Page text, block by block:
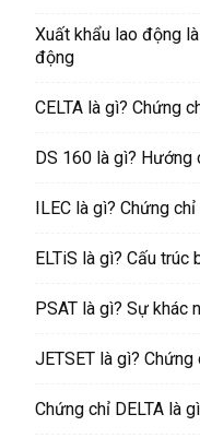
Xuất khẩu lao động
động
CELTA là gì? Chứng
DS 160 là gì?
ILEC là gì? Chứng
ELTiS là gì? Cấu trúc
PSAT là gì? Sự khác
JETSET là gì?
Chứng chỉ DELTA là